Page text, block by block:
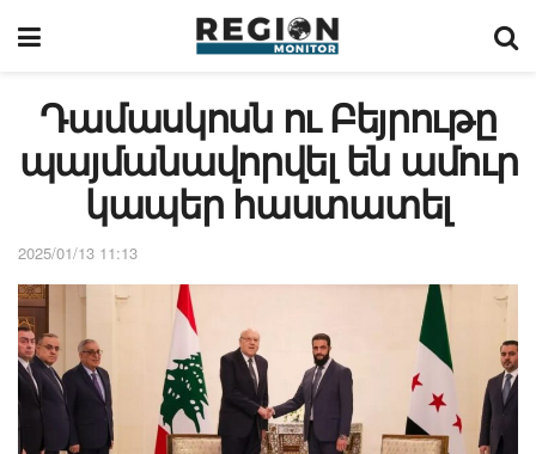
Դամասկոսն ու Բեյրութը
պայմանավորվել են ամուր
կապեր հաստատել
2025/01/13 11:13